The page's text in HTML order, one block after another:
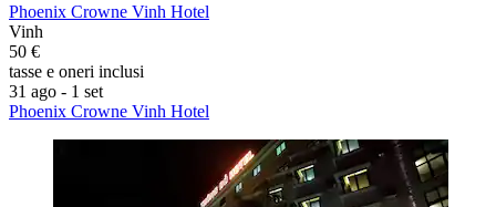
Phoenix Crowne Vinh Hotel
Vinh
50 €
tasse e oneri inclusi
31 ago - 1 set
Phoenix Crowne Vinh Hotel